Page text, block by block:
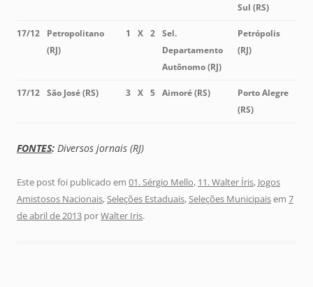
Sul (RS)
17/12
Petropolitano
(RJ)
1 X 2 Sel.
Departamento
Autônomo (RJ)
Petrópolis
(RJ)
17/12 São José (RS) 3 X 5 Aimoré (RS)
Porto Alegre
(RS)
FONTES: Diversos jornais (RJ)
Este post foi publicado em 01. Sérgio Mello, 11. Walter Íris, Jogos
Amistosos Nacionais,Seleções Estaduais,Seleções Municipaisem 7
de abril de 2013 porWalter Iris.